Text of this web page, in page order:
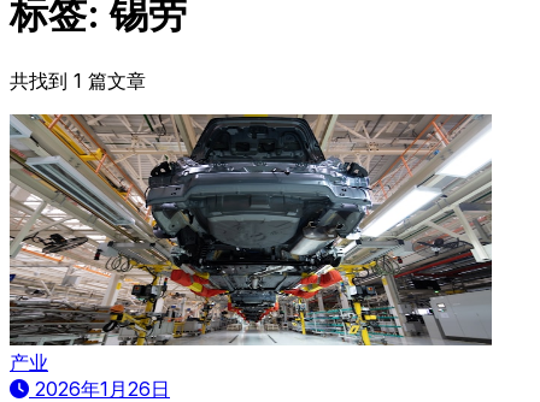
标签: 锡劳
共找到 1 篇文章
产业
2026年1月26日